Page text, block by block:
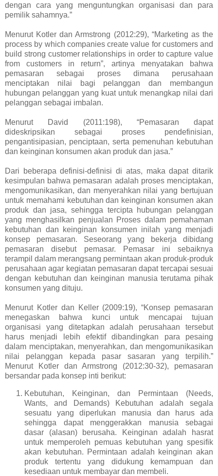
dengan cara yang menguntungkan organisasi dan para
pemilik sahamnya.”
Menurut Kotler dan Armstrong (2012:29), “Marketing as the
process by which companies create value for customers and
build strong customer relationships in order to capture value
from customers in return”, artinya menyatakan bahwa
pemasaran sebagai proses dimana perusahaan
menciptakan nilai bagi pelanggan dan membangun
hubungan pelanggan yang kuat untuk menangkap nilai dari
pelanggan sebagai imbalan.
Menurut David (2011:198), “Pemasaran dapat
dideskripsikan sebagai proses pendefinisian,
pengantisipasian, penciptaan, serta pemenuhan kebutuhan
dan keinginan konsumen akan produk dan jasa.”
Dari beberapa definisi-definisi di atas, maka dapat ditarik
kesimpulan bahwa pemasaran adalah proses menciptakan,
mengomunikasikan, dan menyerahkan nilai yang bertujuan
untuk memahami kebutuhan dan keinginan konsumen akan
produk dan jasa, sehingga tercipta hubungan pelanggan
yang menghasilkan penjualan Proses dalam pemahaman
kebutuhan dan keinginan konsumen inilah yang menjadi
konsep pemasaran. Seseorang yang bekerja dibidang
pemasaran disebut pemasar. Pemasar ini sebaiknya
terampil dalam merangsang permintaan akan produk-produk
perusahaan agar kegiatan pemasaran dapat tercapai sesuai
dengan kebutuhan dan keinginan manusia terutama pihak
konsumen yang dituju.
Menurut Kotler dan Keller (2009:19), “Konsep pemasaran
menegaskan bahwa kunci untuk mencapai tujuan
organisasi yang ditetapkan adalah perusahaan tersebut
harus menjadi lebih efektif dibandingkan para pesaing
dalam menciptakan, menyerahkan, dan mengomunikasikan
nilai pelanggan kepada pasar sasaran yang terpilih.”
Menurut Kotler dan Armstrong (2012:30-32), pemasaran
bersandar pada konsep inti berikut:
Kebutuhan, Keinginan, dan Permintaan (Needs,
Wants, and Demands) Kebutuhan adalah segala
sesuatu yang diperlukan manusia dan harus ada
sehingga dapat menggerakkan manusia sebagai
dasar (alasan) berusaha. Keinginan adalah hasrat
untuk memperoleh pemuas kebutuhan yang spesifik
akan kebutuhan. Permintaan adalah keinginan akan
produk tertentu yang didukung kemampuan dan
kesediaan untuk membayar dan membeli.